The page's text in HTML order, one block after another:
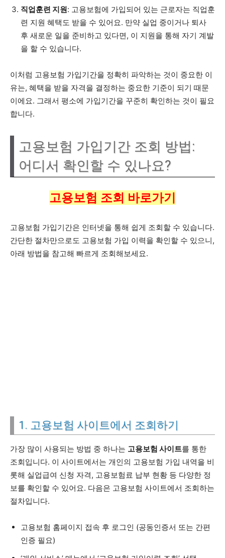
직업훈련 지원: 고용보험에 가입되어 있는 근로자는 직업훈
련 지원 혜택도 받을 수 있어요. 만약 실업 중이거나 퇴사
후 새로운 일을 준비하고 있다면, 이 지원을 통해 자기 계발
을 할 수 있습니다.
이처럼 고용보험 가입기간을 정확히 파악하는 것이 중요한 이
유는, 혜택을 받을 자격을 결정하는 중요한 기준이 되기 때문
이에요. 그래서 평소에 가입기간을 꾸준히 확인하는 것이 필요
합니다.
고용보험 가입기간 조회 방법:
어디서 확인할 수 있나요?
고용보험 조회 바로가기
고용보험 가입기간은 인터넷을 통해 쉽게 조회할 수 있습니다.
간단한 절차만으로도 고용보험 가입 이력을 확인할 수 있으니,
아래 방법을 참고해 빠르게 조회해보세요.
1. 고용보험 사이트에서 조회하기
가장 많이 사용되는 방법 중 하나는 고용보험 사이트를 통한
조회입니다. 이 사이트에서는 개인의 고용보험 가입 내역을 비
롯해 실업급여 신청 자격, 고용보험료 납부 현황 등 다양한 정
보를 확인할 수 있어요. 다음은 고용보험 사이트에서 조회하는
절차입니다.
고용보험 홈페이지 접속 후 로그인 (공동인증서 또는 간편
인증 필요)